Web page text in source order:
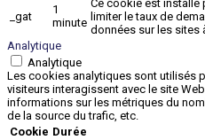
_gat
1
minute
Ce cookie est installé
limiter le taux de
données sur les sites
Analytique
Analytique
Les cookies analytiques sont utilisés
visiteurs interagissent avec le site
informations sur les métriques du
de la source du trafic, etc.
Cookie Durée